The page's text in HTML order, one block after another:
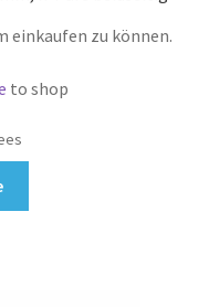
einkaufen zu können.
to shop